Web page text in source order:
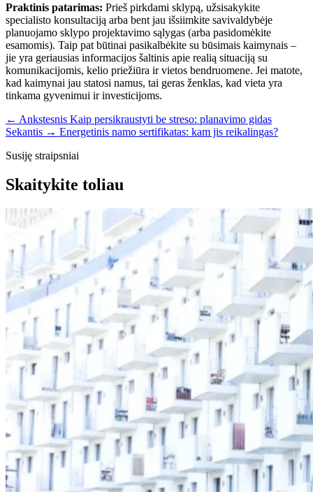
Praktinis patarimas: Prieš pirkdami sklypą, užsisakykite
specialisto konsultaciją arba bent jau išsiimkite savivaldybėje
planuojamo sklypo projektavimo sąlygas (arba pasidomėkite
esamomis). Taip pat būtinai pasikalbėkite su būsimais kaimynais –
jie yra geriausias informacijos šaltinis apie realią situaciją su
komunikacijomis, kelio priežiūra ir vietos bendruomene. Jei matote,
kad kaimynai jau statosi namus, tai geras ženklas, kad vieta yra
tinkama gyvenimui ir investicijoms.
← Ankstesnis Kaip persikraustyti be streso: planavimo gidas
Sekantis → Energetinis namo sertifikatas: kam jis reikalingas?
Susiję straipsniai
Skaitykite toliau